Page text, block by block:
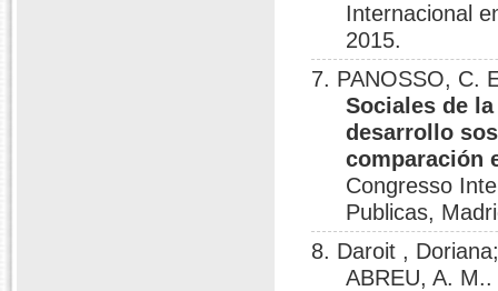
Internacional
2015.
7. PANOSSO, C.
Sociales de
desarrollo
comparación
Congresso
Publicas,
8. Daroit ,
ABREU, A.